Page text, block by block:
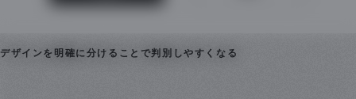
デザインを明確に分けることで判別しやすくなる